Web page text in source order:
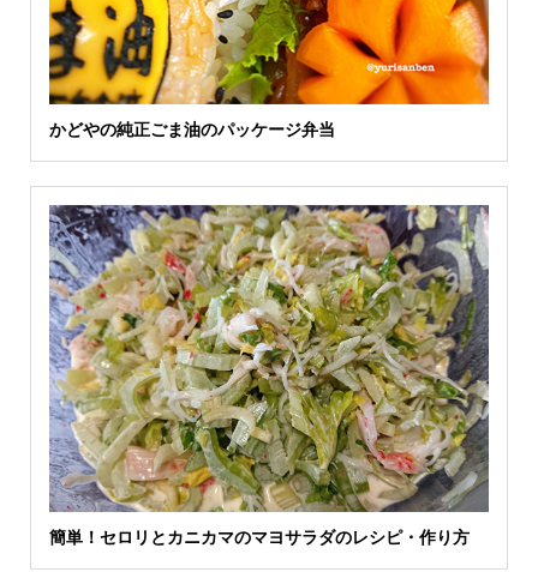
かどやの純正ごま油のパッケージ弁当
簡単！セロリとカニカマのマヨサラダのレシピ・作り方